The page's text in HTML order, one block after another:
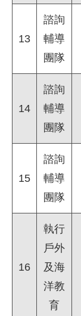
13
諮詢
輔導
團隊
14
諮詢
輔導
團隊
15
諮詢
輔導
團隊
16
執行
戶外
及海
洋教
育